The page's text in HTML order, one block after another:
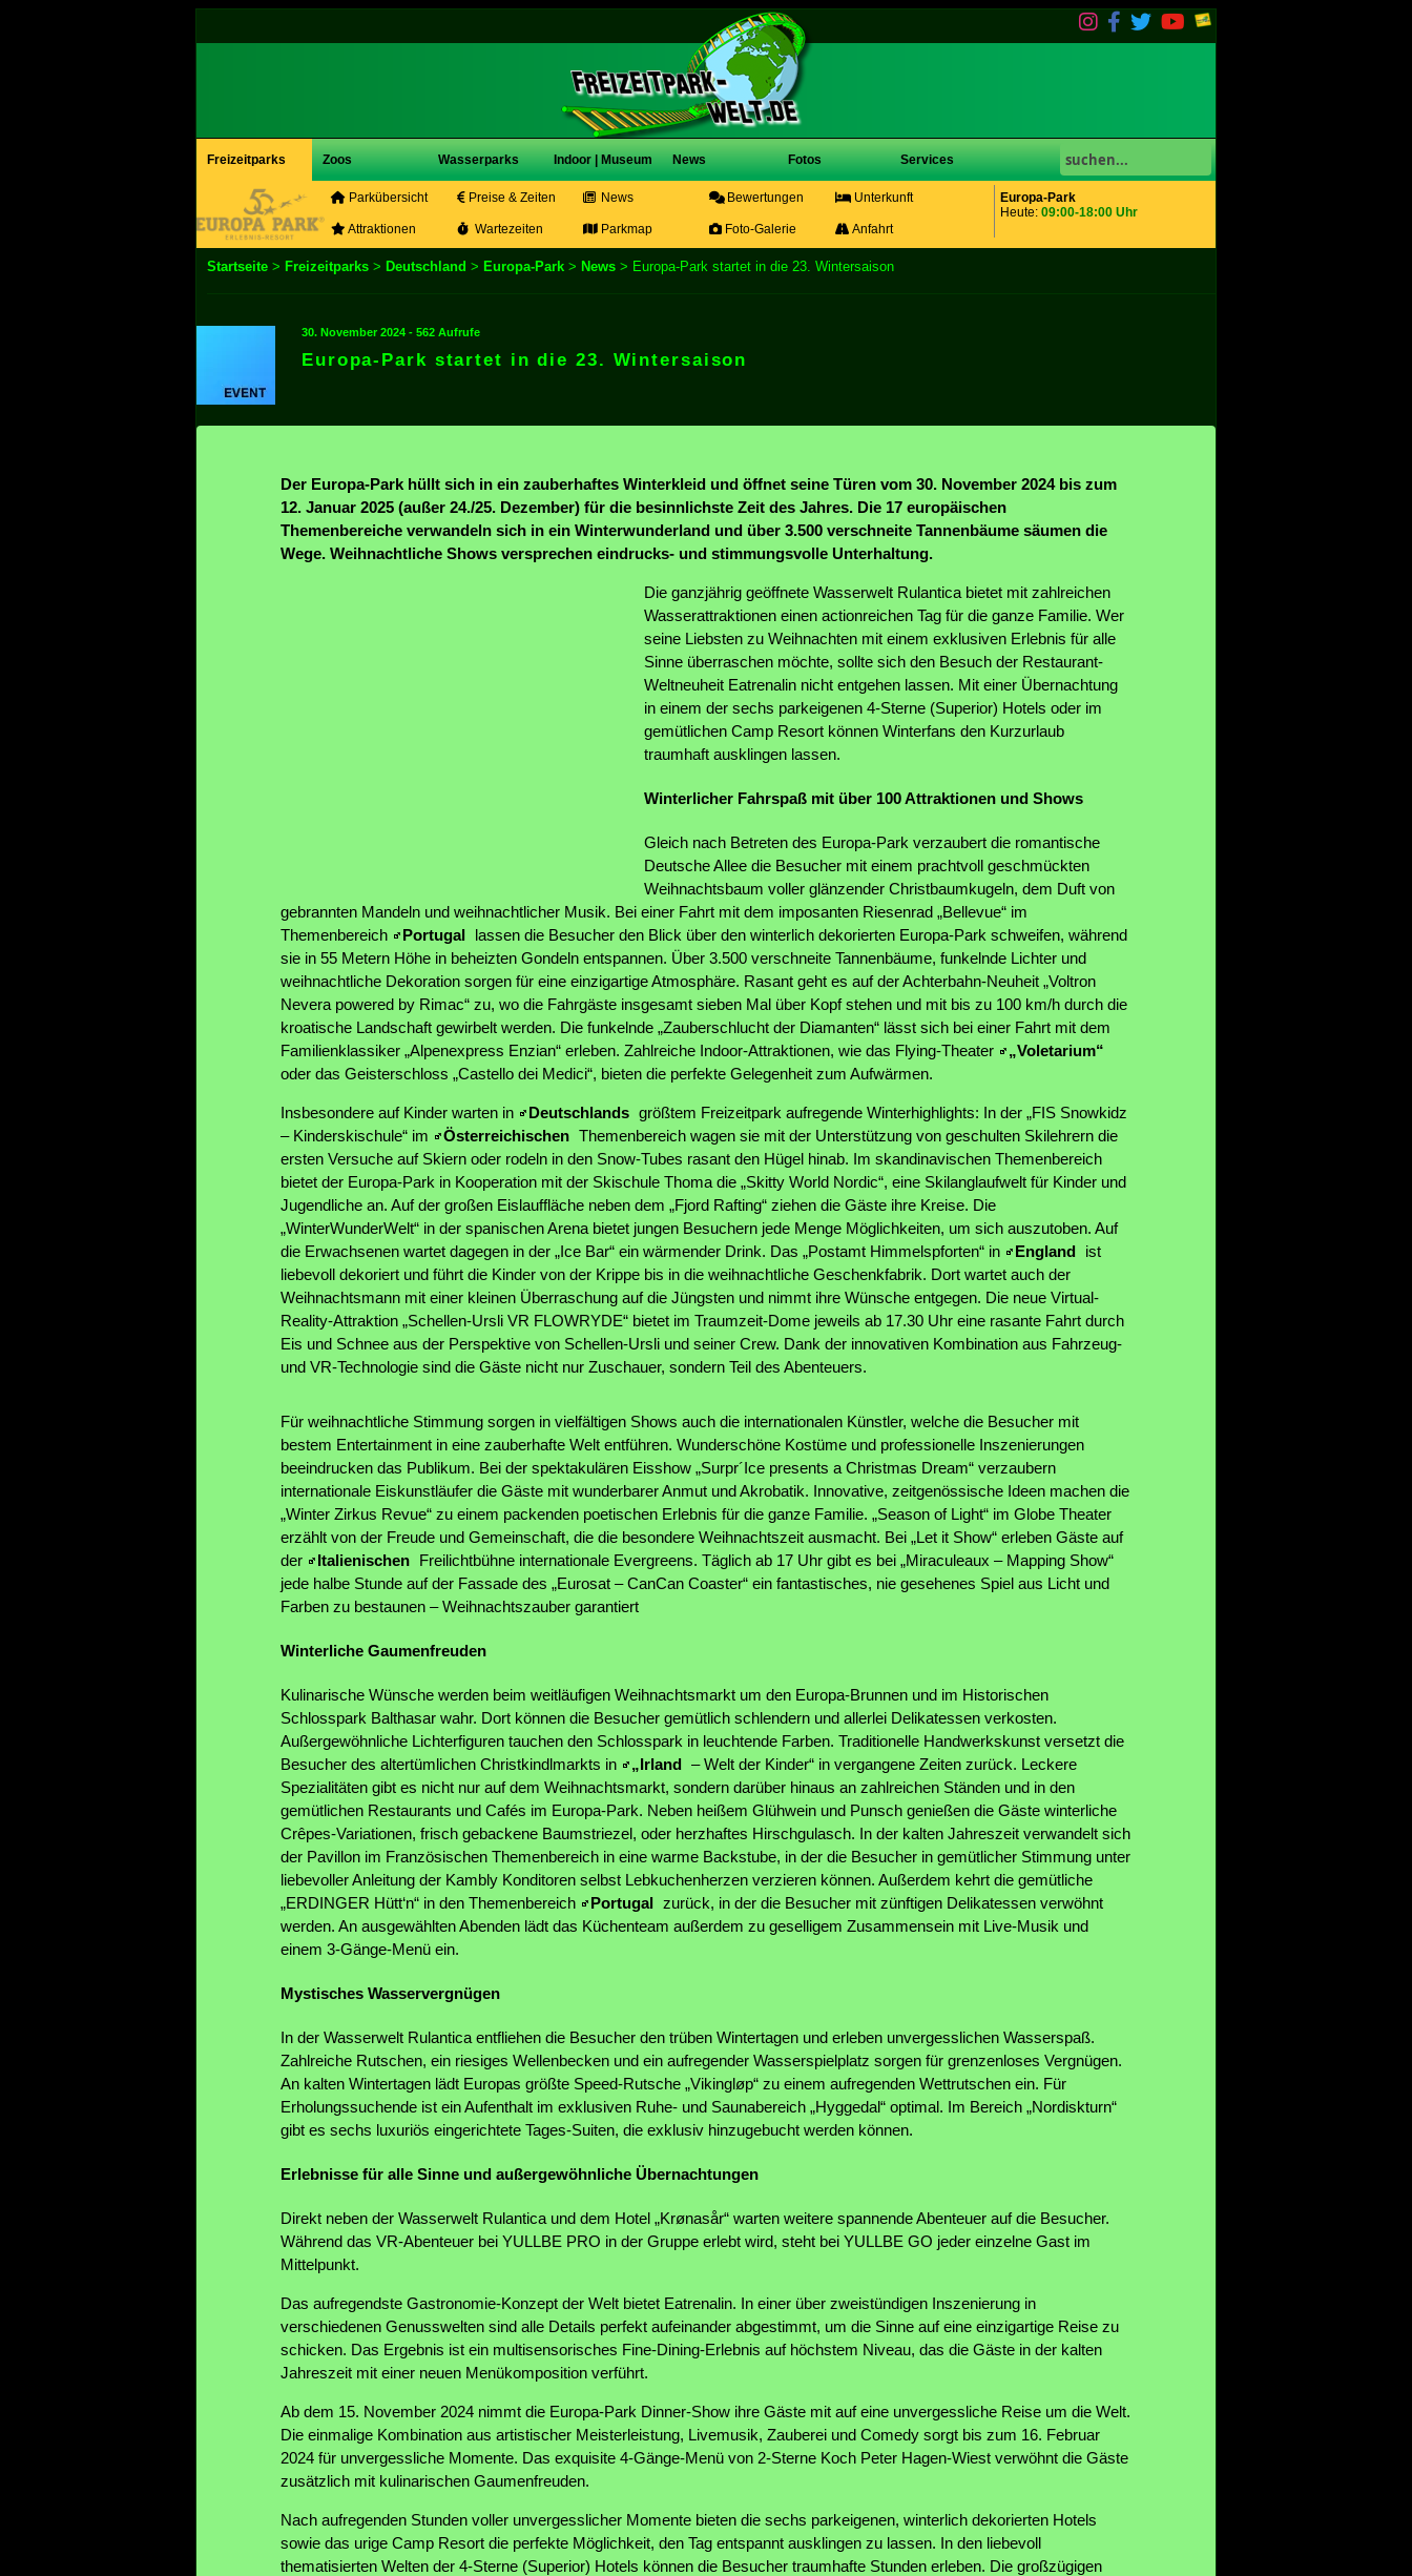
Freizeitparks Zoos Wasserparks Indoor | Museum News Fotos Services
Europa-Park
Heute: 09:00-18:00 Uhr
Parkübersicht Preise & Zeiten News Bewertungen Unterkunft
Attraktionen Wartezeiten Parkmap Foto-Galerie Anfahrt
Startseite > Freizeitparks > Deutschland > Europa-Park > News > Europa-Park startet in die 23. Wintersaison
30. November 2024 - 562 Aufrufe
Europa-Park startet in die 23. Wintersaison
Der Europa-Park hüllt sich in ein zauberhaftes Winterkleid und öffnet seine Türen vom 30. November 2024 bis zum
12. Januar 2025 (außer 24./25. Dezember) für die besinnlichste Zeit des Jahres. Die 17 europäischen
Themenbereiche verwandeln sich in ein Winterwunderland und über 3.500 verschneite Tannenbäume säumen die
Wege. Weihnachtliche Shows versprechen eindrucks- und stimmungsvolle Unterhaltung.
Die ganzjährig geöffnete Wasserwelt Rulantica bietet mit zahlreichen
Wasserattraktionen einen actionreichen Tag für die ganze Familie. Wer
seine Liebsten zu Weihnachten mit einem exklusiven Erlebnis für alle
Sinne überraschen möchte, sollte sich den Besuch der Restaurant-
Weltneuheit Eatrenalin nicht entgehen lassen. Mit einer Übernachtung
in einem der sechs parkeigenen 4-Sterne (Superior) Hotels oder im
gemütlichen Camp Resort können Winterfans den Kurzurlaub
traumhaft ausklingen lassen.
Winterlicher Fahrspaß mit über 100 Attraktionen und Shows
Gleich nach Betreten des Europa-Park verzaubert die romantische
Deutsche Allee die Besucher mit einem prachtvoll geschmückten
Weihnachtsbaum voller glänzender Christbaumkugeln, dem Duft von
gebrannten Mandeln und weihnachtlicher Musik. Bei einer Fahrt mit dem imposanten Riesenrad „Bellevue“ im
Themenbereich
Portugal lassen die Besucher den Blick über den winterlich dekorierten Europa-Park schweifen, während
sie in 55 Metern Höhe in beheizten Gondeln entspannen. Über 3.500 verschneite Tannenbäume, funkelnde Lichter und
weihnachtliche Dekoration sorgen für eine einzigartige Atmosphäre. Rasant geht es auf der Achterbahn-Neuheit „Voltron
Nevera powered by Rimac“ zu, wo die Fahrgäste insgesamt sieben Mal über Kopf stehen und mit bis zu 100 km/h durch die
kroatische Landschaft gewirbelt werden. Die funkelnde „Zauberschlucht der Diamanten“ lässt sich bei einer Fahrt mit dem
Familienklassiker „Alpenexpress Enzian“ erleben. Zahlreiche Indoor-Attraktionen, wie das Flying-Theater
„Voletarium“
oder das Geisterschloss „Castello dei Medici“, bieten die perfekte Gelegenheit zum Aufwärmen.
Insbesondere auf Kinder warten in Deutschlands größtem Freizeitpark aufregende Winterhighlights: In der „FIS Snowkidz
– Kinderskischule“ im
Österreichischen Themenbereich wagen sie mit der Unterstützung von geschulten Skilehrern die
ersten Versuche auf Skiern oder rodeln in den Snow-Tubes rasant den Hügel hinab. Im skandinavischen Themenbereich
bietet der Europa-Park in Kooperation mit der Skischule Thoma die „Skitty World Nordic“, eine Skilanglaufwelt für Kinder und
Jugendliche an. Auf der großen Eislauffläche neben dem „Fjord Rafting“ ziehen die Gäste ihre Kreise. Die
„WinterWunderWelt“ in der spanischen Arena bietet jungen Besuchern jede Menge Möglichkeiten, um sich auszutoben. Auf
die Erwachsenen wartet dagegen in der „Ice Bar“ ein wärmender Drink. Das „Postamt Himmelspforten“ in
England ist
liebevoll dekoriert und führt die Kinder von der Krippe bis in die weihnachtliche Geschenkfabrik. Dort wartet auch der
Weihnachtsmann mit einer kleinen Überraschung auf die Jüngsten und nimmt ihre Wünsche entgegen. Die neue Virtual-
Reality-Attraktion „Schellen-Ursli VR FLOWRYDE“ bietet im Traumzeit-Dome jeweils ab 17.30 Uhr eine rasante Fahrt durch
Eis und Schnee aus der Perspektive von Schellen-Ursli und seiner Crew. Dank der innovativen Kombination aus Fahrzeug-
und VR-Technologie sind die Gäste nicht nur Zuschauer, sondern Teil des Abenteuers.
Für weihnachtliche Stimmung sorgen in vielfältigen Shows auch die internationalen Künstler, welche die Besucher mit
bestem Entertainment in eine zauberhafte Welt entführen. Wunderschöne Kostüme und professionelle Inszenierungen
beeindrucken das Publikum. Bei der spektakulären Eisshow „Surpr´Ice presents a Christmas Dream“ verzaubern
internationale Eiskunstläufer die Gäste mit wunderbarer Anmut und Akrobatik. Innovative, zeitgenössische Ideen machen die
„Winter Zirkus Revue“ zu einem packenden poetischen Erlebnis für die ganze Familie. „Season of Light“ im Globe Theater
erzählt von der Freude und Gemeinschaft, die die besondere Weihnachtszeit ausmacht. Bei „Let it Show“ erleben Gäste auf
der
Italienischen Freilichtbühne internationale Evergreens. Täglich ab 17 Uhr gibt es bei „Miraculeaux – Mapping Show“
jede halbe Stunde auf der Fassade des „Eurosat – CanCan Coaster“ ein fantastisches, nie gesehenes Spiel aus Licht und
Farben zu bestaunen – Weihnachtszauber garantiert
Winterliche Gaumenfreuden
Kulinarische Wünsche werden beim weitläufigen Weihnachtsmarkt um den Europa-Brunnen und im Historischen
Schlosspark Balthasar wahr. Dort können die Besucher gemütlich schlendern und allerlei Delikatessen verkosten.
Außergewöhnliche Lichterfiguren tauchen den Schlosspark in leuchtende Farben. Traditionelle Handwerkskunst versetzt die
Besucher des altertümlichen Christkindlmarkts in
„Irland – Welt der Kinder“ in vergangene Zeiten zurück. Leckere
Spezialitäten gibt es nicht nur auf dem Weihnachtsmarkt, sondern darüber hinaus an zahlreichen Ständen und in den
gemütlichen Restaurants und Cafés im Europa-Park. Neben heißem Glühwein und Punsch genießen die Gäste winterliche
Crêpes-Variationen, frisch gebackene Baumstriezel, oder herzhaftes Hirschgulasch. In der kalten Jahreszeit verwandelt sich
der Pavillon im Französischen Themenbereich in eine warme Backstube, in der die Besucher in gemütlicher Stimmung unter
liebevoller Anleitung der Kambly Konditoren selbst Lebkuchenherzen verzieren können. Außerdem kehrt die gemütliche
„ERDINGER Hütt‘n“ in den Themenbereich
Portugal zurück, in der die Besucher mit zünftigen Delikatessen verwöhnt
werden. An ausgewählten Abenden lädt das Küchenteam außerdem zu geselligem Zusammensein mit Live-Musik und
einem 3-Gänge-Menü ein.
Mystisches Wasservergnügen
In der Wasserwelt Rulantica entfliehen die Besucher den trüben Wintertagen und erleben unvergesslichen Wasserspaß.
Zahlreiche Rutschen, ein riesiges Wellenbecken und ein aufregender Wasserspielplatz sorgen für grenzenloses Vergnügen.
An kalten Wintertagen lädt Europas größte Speed-Rutsche „Vikingløp“ zu einem aufregenden Wettrutschen ein. Für
Erholungssuchende ist ein Aufenthalt im exklusiven Ruhe- und Saunabereich „Hyggedal“ optimal. Im Bereich „Nordiskturn“
gibt es sechs luxuriös eingerichtete Tages-Suiten, die exklusiv hinzugebucht werden können.
Erlebnisse für alle Sinne und außergewöhnliche Übernachtungen
Direkt neben der Wasserwelt Rulantica und dem Hotel „Krønasår“ warten weitere spannende Abenteuer auf die Besucher.
Während das VR-Abenteuer bei YULLBE PRO in der Gruppe erlebt wird, steht bei YULLBE GO jeder einzelne Gast im
Mittelpunkt.
Das aufregendste Gastronomie-Konzept der Welt bietet Eatrenalin. In einer über zweistündigen Inszenierung in
verschiedenen Genusswelten sind alle Details perfekt aufeinander abgestimmt, um die Sinne auf eine einzigartige Reise zu
schicken. Das Ergebnis ist ein multisensorisches Fine-Dining-Erlebnis auf höchstem Niveau, das die Gäste in der kalten
Jahreszeit mit einer neuen Menükomposition verführt.
Ab dem 15. November 2024 nimmt die Europa-Park Dinner-Show ihre Gäste mit auf eine unvergessliche Reise um die Welt.
Die einmalige Kombination aus artistischer Meisterleistung, Livemusik, Zauberei und Comedy sorgt bis zum 16. Februar
2024 für unvergessliche Momente. Das exquisite 4-Gänge-Menü von 2-Sterne Koch Peter Hagen-Wiest verwöhnt die Gäste
zusätzlich mit kulinarischen Gaumenfreuden.
Nach aufregenden Stunden voller unvergesslicher Momente bieten die sechs parkeigenen, winterlich dekorierten Hotels
sowie das urige Camp Resort die perfekte Möglichkeit, den Tag entspannt ausklingen zu lassen. In den liebevoll
thematisierten Welten der 4-Sterne (Superior) Hotels können die Besucher traumhafte Stunden erleben. Die großzügigen